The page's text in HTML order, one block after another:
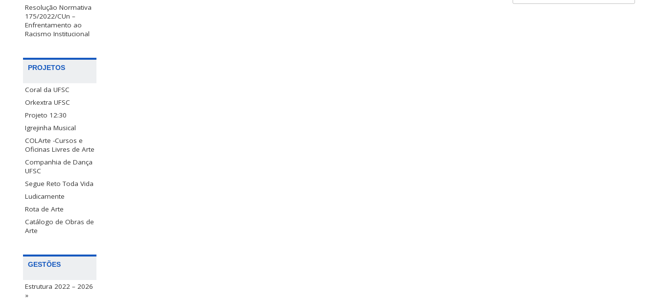
Resolução Normativa
175/2022/CUn –
Enfrentamento ao
Racismo Institucional
PROJETOS
Coral da UFSC
Orkextra UFSC
Projeto 12:30
Igrejinha Musical
COLArte -Cursos e
Oficinas Livres de Arte
Companhia de Dança
UFSC
Segue Reto Toda Vida
Ludicamente
Rota de Arte
Catálogo de Obras de
Arte
GESTÕES
Estrutura 2022 – 2026
»